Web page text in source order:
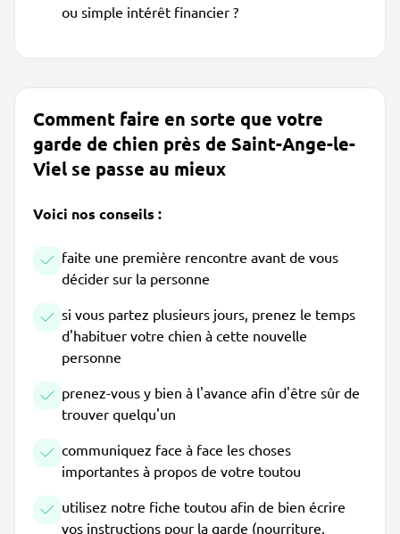
ou simple intérêt financier ?
Comment faire en sorte que votre
garde de chien près de Saint-Ange-le-
Viel se passe au mieux
Voici nos conseils :
faite une première rencontre avant de vous
décider sur la personne
si vous partez plusieurs jours, prenez le temps
d'habituer votre chien à cette nouvelle
personne
prenez-vous y bien à l'avance afin d'être sûr de
trouver quelqu'un
communiquez face à face les choses
importantes à propos de votre toutou
utilisez notre fiche toutou afin de bien écrire
vos instructions pour la garde (nourriture,